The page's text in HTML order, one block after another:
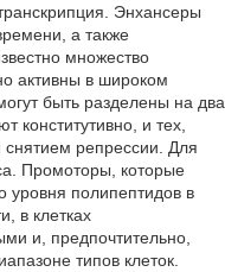
Энхансеры
а также
множество
активны в широком
быть разделены на два
конститутивно, и тех,
снятием репрессии. Для
Промоторы, которые
уровня полипептидов в
в клетках
и, предпочтительно,
типов клеток.